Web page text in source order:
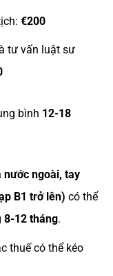
€200
tư vấn luật sư
bình 12-18
ngoài, tay
B1 trở lên) có thể
8-12 tháng.
thuế có thể kéo